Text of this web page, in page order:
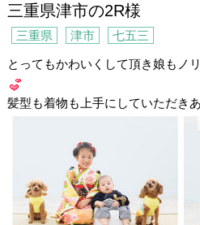
三重県津市の2R様
三重県 津市 七五三
とってもかわいくして頂き娘もノ
髪型も着物も上手にしていただき